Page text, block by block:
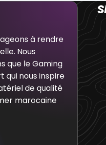
à rendre
Nous
que le Gaming
qui nous inspire
de qualité
marocaine